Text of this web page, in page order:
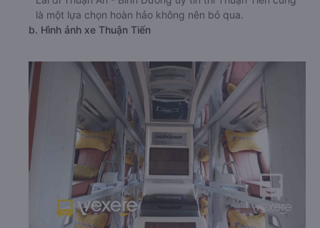
là một lựa chọn hoàn hảo không nên bỏ qua.
b. Hình ảnh xe Thuận Tiến